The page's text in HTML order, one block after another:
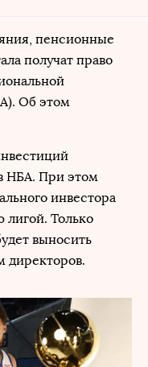
пенсионные
получат право
Об этом
НБА. При этом
инвестора
лигой. Только
выносить
директоров.